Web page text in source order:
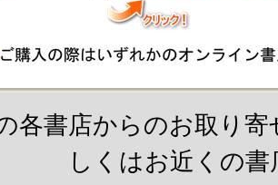
各書店からのお取り
しくはお近くの書